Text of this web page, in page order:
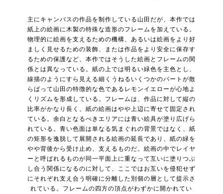
主にキャンバスの作品を制作している山田だが、本作では
紙上の絵画に木製の特殊な造形のフレームを加えている。
物理的に絵画を支えるための機構、あるいは絵画をより好
ましく見せるための装飾、または作品をより安全に保存す
るための保護など、本作ではそうした絵画とフレームの関
係とは異なっている。紙の上では明るい緑色を主色とし、
線描のようにすら見える細くうねるいくつかのパートが散
らばって山田の特徴的な色であるレモンイエローが心地よ
くリズムを形成している。フレームは、作品に対して縦の
比率がかなり長く、紙の絵画はやや上辺に寄せて固定され
ている。余白となるべきエリアには青い絵具が塗り広げら
れている。青い色面は単なる気まぐれの背景ではなく、紙
の矩形を逸脱して展開される絵画の延長であり、紙の緑を
やや背後から受け止め、支えるものだ。絵画の中でレイヤ
ーと呼ばれるものが同一平面上に重なって互いに塗りつぶ
し合う関係になるのに対して、ここではお互いを侵犯せず
にそれぞれ支え合う明確に分離した別個の層として提示さ
れている。フレームの四方の頂点がわずかに開かれてい